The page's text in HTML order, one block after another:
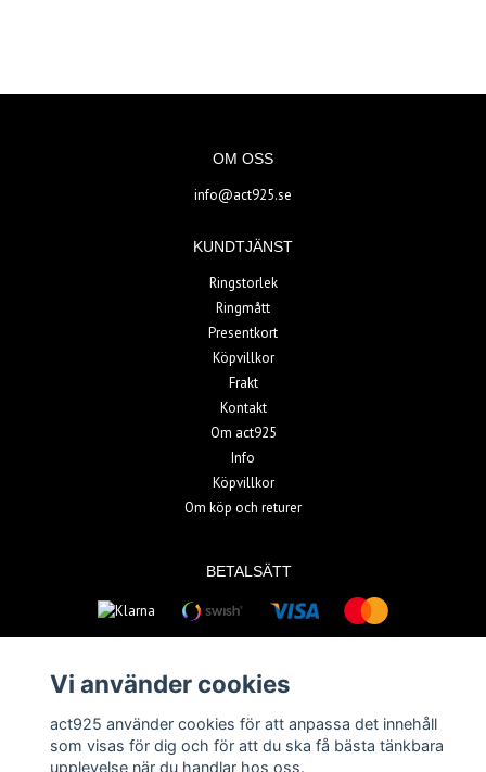
OM OSS
info@act925.se
KUNDTJÄNST
Ringstorlek
Ringmått
Presentkort
Köpvillkor
Frakt
Kontakt
Om act925
Info
Köpvillkor
Om köp och returer
BETALSÄTT
© Copyright 2026 act925
Powered by Quickbutik
Vi använder cookies
act925 använder cookies för att anpassa det innehåll
som visas för dig och för att du ska få bästa tänkbara
upplevelse när du handlar hos oss.